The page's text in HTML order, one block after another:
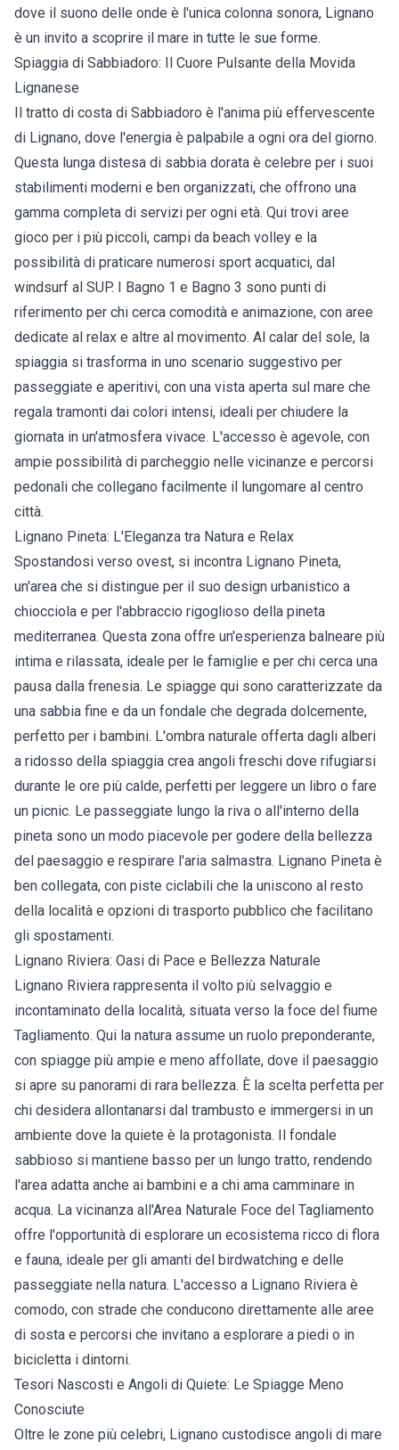
dove il suono delle onde è l'unica colonna sonora, Lignano
è un invito a scoprire il mare in tutte le sue forme.
Spiaggia di Sabbiadoro: Il Cuore Pulsante della Movida
Lignanese
Il tratto di costa di Sabbiadoro è l'anima più effervescente
di Lignano, dove l'energia è palpabile a ogni ora del giorno.
Questa lunga distesa di sabbia dorata è celebre per i suoi
stabilimenti moderni e ben organizzati, che offrono una
gamma completa di servizi per ogni età. Qui trovi aree
gioco per i più piccoli, campi da beach volley e la
possibilità di praticare numerosi sport acquatici, dal
windsurf al SUP. I Bagno 1 e Bagno 3 sono punti di
riferimento per chi cerca comodità e animazione, con aree
dedicate al relax e altre al movimento. Al calar del sole, la
spiaggia si trasforma in uno scenario suggestivo per
passeggiate e aperitivi, con una vista aperta sul mare che
regala tramonti dai colori intensi, ideali per chiudere la
giornata in un'atmosfera vivace. L'accesso è agevole, con
ampie possibilità di parcheggio nelle vicinanze e percorsi
pedonali che collegano facilmente il lungomare al centro
città.
Lignano Pineta: L'Eleganza tra Natura e Relax
Spostandosi verso ovest, si incontra Lignano Pineta,
un'area che si distingue per il suo design urbanistico a
chiocciola e per l'abbraccio rigoglioso della pineta
mediterranea. Questa zona offre un'esperienza balneare più
intima e rilassata, ideale per le famiglie e per chi cerca una
pausa dalla frenesia. Le spiagge qui sono caratterizzate da
una sabbia fine e da un fondale che degrada dolcemente,
perfetto per i bambini. L'ombra naturale offerta dagli alberi
a ridosso della spiaggia crea angoli freschi dove rifugiarsi
durante le ore più calde, perfetti per leggere un libro o fare
un picnic. Le passeggiate lungo la riva o all'interno della
pineta sono un modo piacevole per godere della bellezza
del paesaggio e respirare l'aria salmastra. Lignano Pineta è
ben collegata, con piste ciclabili che la uniscono al resto
della località e opzioni di trasporto pubblico che facilitano
gli spostamenti.
Lignano Riviera: Oasi di Pace e Bellezza Naturale
Lignano Riviera rappresenta il volto più selvaggio e
incontaminato della località, situata verso la foce del fiume
Tagliamento. Qui la natura assume un ruolo preponderante,
con spiagge più ampie e meno affollate, dove il paesaggio
si apre su panorami di rara bellezza. È la scelta perfetta per
chi desidera allontanarsi dal trambusto e immergersi in un
ambiente dove la quiete è la protagonista. Il fondale
sabbioso si mantiene basso per un lungo tratto, rendendo
l'area adatta anche ai bambini e a chi ama camminare in
acqua. La vicinanza all'Area Naturale Foce del Tagliamento
offre l'opportunità di esplorare un ecosistema ricco di flora
e fauna, ideale per gli amanti del birdwatching e delle
passeggiate nella natura. L'accesso a Lignano Riviera è
comodo, con strade che conducono direttamente alle aree
di sosta e percorsi che invitano a esplorare a piedi o in
bicicletta i dintorni.
Tesori Nascosti e Angoli di Quiete: Le Spiagge Meno
Conosciute
Oltre le zone più celebri, Lignano custodisce angoli di mare